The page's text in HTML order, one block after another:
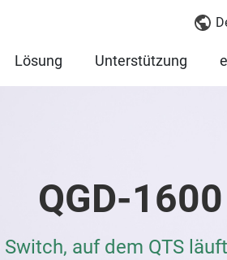
Lösung Unterstützung
QGD-1600
auf dem QTS